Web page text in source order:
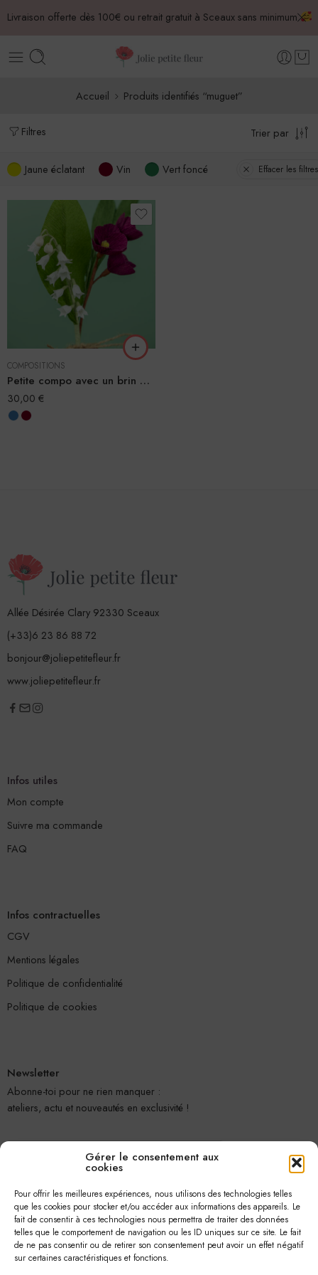
Gérer le consentement aux
cookies
Pour offrir les meilleures expériences, nous utilisons des technologies telles
que les cookies pour stocker et/ou accéder aux informations des appareils. Le
fait de consentir à ces technologies nous permettra de traiter des données
telles que le comportement de navigation ou les ID uniques sur ce site. Le fait
de ne pas consentir ou de retirer son consentement peut avoir un effet négatif
sur certaines caractéristiques et fonctions.
Livraison offerte dès 100€ ou retrait gratuit à Sceaux sans minimum
Accueil Produits identifiés “muguet”
Filtres Trier par
Jaune éclatant Vin Vert foncé Effacer les filtres
COMPOSITIONS
Petite compo avec un brin de muguet
30,00 €
Allée Désirée Clary 92330 Sceaux
(+33)6 23 86 88 72
bonjour@joliepetitefleur.fr
www.joliepetitefleur.fr
Infos utiles
Mon compte
Suivre ma commande
FAQ
Infos contractuelles
CGV
Mentions légales
Politique de confidentialité
Politique de cookies
Newsletter
Abonne-toi pour ne rien manquer :
ateliers, actu et nouveautés en exclusivité !
Je m'abonne